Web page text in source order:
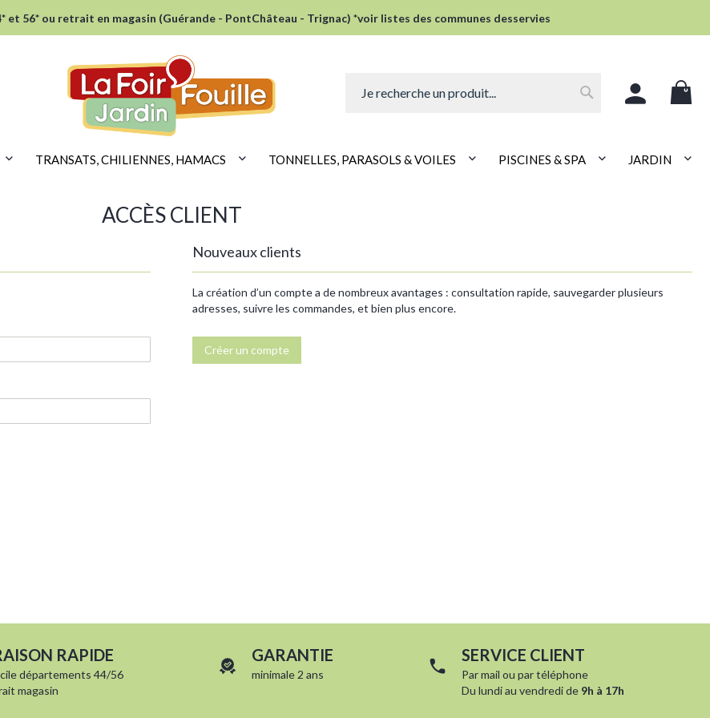
56* ou retrait en magasin (Guérande - PontChâteau - Trignac) *voir listes des communes desservies
TRANSATS, CHILIENNES, HAMACS TONNELLES, PARASOLS & VOILES PISCINES & SPA JARDIN
ACCÈS CLIENT
Nouveaux clients
La création d’un compte a de nombreux avantages : consultation rapide, sauvegarder plusieurs
adresses, suivre les commandes, et bien plus encore.
Créer un compte
RAPIDE
départements 44/56
magasin
GARANTIE
minimale 2 ans
SERVICE CLIENT
Parmail ou partéléphone
Du lundi au vendredi de 9h à 17h